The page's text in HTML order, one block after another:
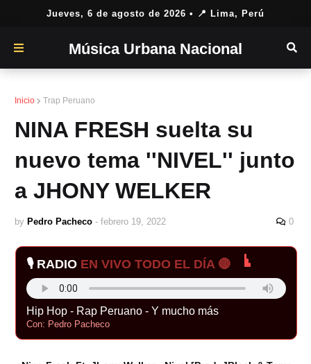
Jueves, 6 de agosto de 2026 • 📍 Lima, Perú
Música Urbana Nacional
Inicio Trap Peruano
NINA FRESH suelta su
nuevo tema ''NIVEL'' junto
a JHONY WELKER
by Pedro Pacheco - febrero 19, 2022 0
🎙️ RADIO EN VIVO TODO EL DÍA 🔴
Hip Hop - Rap Peruano - Y mucho más
Con: Pedro Pacheco